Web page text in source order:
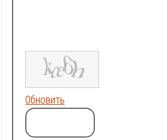
Обновить